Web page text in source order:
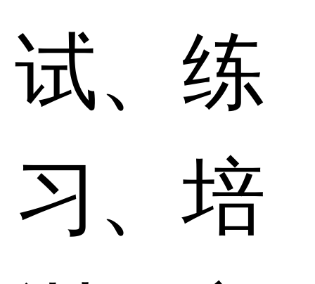
试、练
习、培